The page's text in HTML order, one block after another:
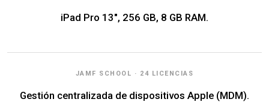
iPad Pro 13", 256 GB, 8 GB RAM.
JAMF SCHOOL · 24 LICENCIAS
Gestión centralizada de dispositivos Apple (MDM).